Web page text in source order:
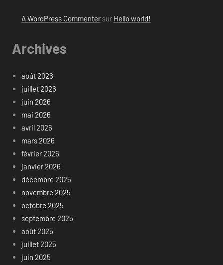
A WordPress Commentersur Hello world!
Archives
août 2026
juillet 2026
juin 2026
mai 2026
avril 2026
mars 2026
février 2026
janvier 2026
décembre 2025
novembre 2025
octobre 2025
septembre 2025
août 2025
juillet 2025
juin 2025